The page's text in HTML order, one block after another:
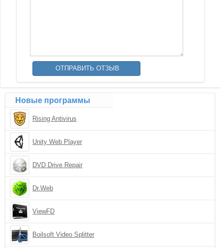
Новые программы
Rising Antivirus
Unity Web Player
DVD Drive Repair
Dr.Web
ViewFD
Boilsoft Video Splitter